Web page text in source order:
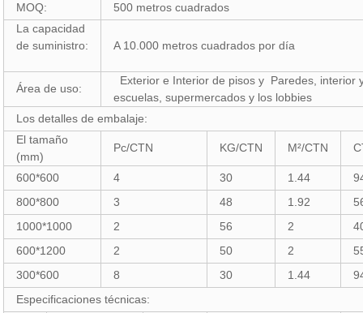
MOQ:
500 metros cuadrados
La capacidad
de suministro:
A 10.000 metros cuadrados por día
Área de uso:
Exterior e Interior de pisos y Paredes, interior
escuelas, supermercados y los lobbies
Los detalles de embalaje:
El tamaño
(mm)
Pc/CTN KG/CTN M²/CTN
600*600 4 30 1.44
800*800
3 48 1.92
1000*1000
2 56 2
600*1200
2 50 2
300*600
8 30 1.44
Especificaciones técnicas: